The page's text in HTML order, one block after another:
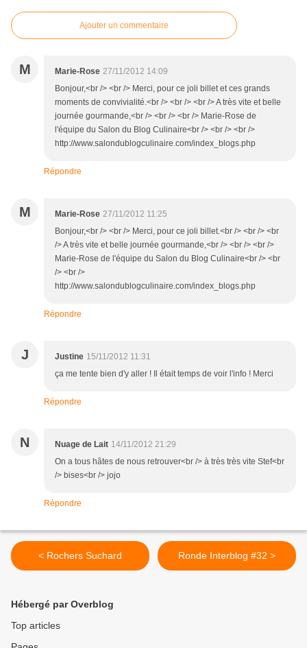
Ajouter un commentaire
M Marie-Rose 27/11/2012 14:09
Bonjour,<br /> <br /> Merci, pour ce joli billet et ces grands
moments de convivialité.<br /> <br /> <br /> A très vite et belle
journée gourmande,<br /> <br /> <br /> Marie-Rose de
l'équipe du Salon du Blog Culinaire<br /> <br /> <br />
http://www.salondublogculinaire.com/index_blogs.php
Répondre
M Marie-Rose 27/11/2012 11:25
Bonjour,<br /> <br /> Merci, pour ce joli billet.<br /> <br /> <br
/> A très vite et belle journée gourmande,<br /> <br /> <br />
Marie-Rose de l'équipe du Salon du Blog Culinaire<br /> <br
/> <br />
http://www.salondublogculinaire.com/index_blogs.php
Répondre
J Justine 15/11/2012 11:31
ça me tente bien d'y aller ! Il était temps de voir l'info ! Merci
Répondre
N Nuage de Lait 14/11/2012 21:29
On a tous hâtes de nous retrouver<br /> à très très vite Stef<br
/> bises<br /> jojo
Répondre
< Rochers Suchard Ronde Interblog #32 >
Hébergé par Overblog
Top articles